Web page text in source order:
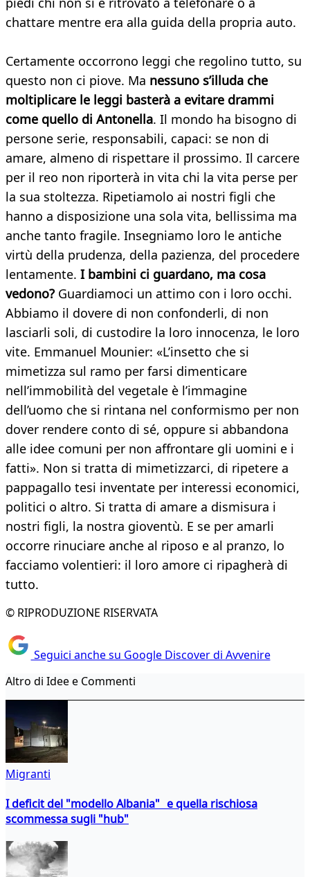
chattare mentre era alla guida della propria auto.
Certamente occorrono leggi che regolino tutto, su
questo non ci piove. Ma nessuno s’illuda che
moltiplicare le leggi basterà a evitare drammi
come quello di Antonella. Il mondo ha bisogno di
persone serie, responsabili, capaci: se non di
amare, almeno di rispettare il prossimo. Il carcere
per il reo non riporterà in vita chi la vita perse per
la sua stoltezza. Ripetiamolo ai nostri figli che
hanno a disposizione una sola vita, bellissima ma
anche tanto fragile. Insegniamo loro le antiche
virtù della prudenza, della pazienza, del procedere
lentamente. I bambini ci guardano, ma cosa
vedono? Guardiamoci un attimo con i loro occhi.
Abbiamo il dovere di non confonderli, di non
lasciarli soli, di custodire la loro innocenza, le loro
vite. Emmanuel Mounier: «L’insetto che si
mimetizza sul ramo per farsi dimenticare
nell’immobilità del vegetale è l’immagine
dell’uomo che si rintana nel conformismo per non
dover rendere conto di sé, oppure si abbandona
alle idee comuni per non affrontare gli uomini e i
fatti». Non si tratta di mimetizzarci, di ripetere a
pappagallo tesi inventate per interessi economici,
politici o altro. Si tratta di amare a dismisura i
nostri figli, la nostra gioventù. E se per amarli
occorre rinuciare anche al riposo e al pranzo, lo
facciamo volentieri: il loro amore ci ripagherà di
tutto.
© RIPRODUZIONE RISERVATA
Seguici anche su Google Discover di Avvenire
Altro di Idee e Commenti
Migranti
I deficit del "modello Albania" e quella rischiosa
scommessa sugli "hub"